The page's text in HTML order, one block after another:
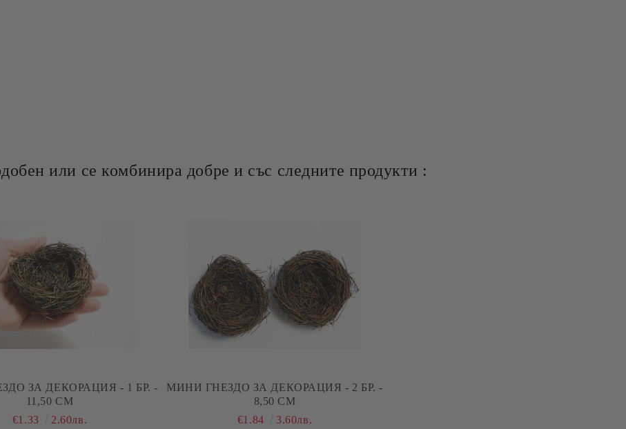
или се комбинира добре и със следните продукти :
ЗА ДЕКОРАЦИЯ - 1 БР. -
11,50 СМ
€1.33
2.60лв.
МИНИ ГНЕЗДО ЗА ДЕКОРАЦИЯ - 2 БР. -
8,50 СМ
€1.84
3.60лв.